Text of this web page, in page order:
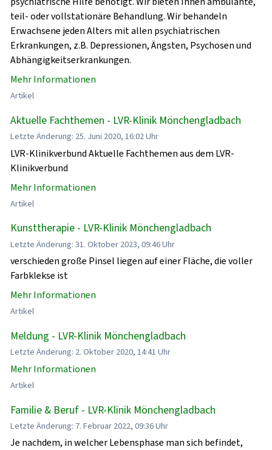
teil- oder vollstationäre Behandlung. Wir behandeln
Erwachsene jeden Alters mit allen psychiatrischen
Erkrankungen, z.B. Depressionen, Ängsten, Psychosen und
Abhängigkeitserkrankungen.
Mehr Informationen
Artikel
Aktuelle Fachthemen - LVR-Klinik Mönchengladbach
Letzte Änderung: 25. Juni 2020, 16:02 Uhr
LVR-Klinikverbund Aktuelle Fachthemen aus dem LVR-
Klinikverbund
Mehr Informationen
Artikel
Kunsttherapie - LVR-Klinik Mönchengladbach
Letzte Änderung: 31. Oktober 2023, 09:46 Uhr
verschieden große Pinsel liegen auf einer Fläche, die voller
Farbklekse ist
Mehr Informationen
Artikel
Meldung - LVR-Klinik Mönchengladbach
Letzte Änderung: 2. Oktober 2020, 14:41 Uhr
Mehr Informationen
Artikel
Familie & Beruf - LVR-Klinik Mönchengladbach
Letzte Änderung: 7. Februar 2022, 09:36 Uhr
Je nachdem, in welcher Lebensphase man sich befindet,